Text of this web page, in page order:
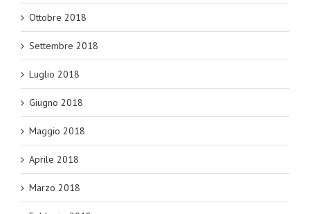
Ottobre 2018
Settembre 2018
Luglio 2018
Giugno 2018
Maggio 2018
Aprile 2018
Marzo 2018